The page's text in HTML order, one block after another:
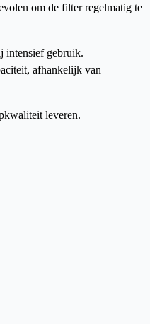
om de filter regelmatig te
intensief gebruik.
afhankelijk van
leveren.